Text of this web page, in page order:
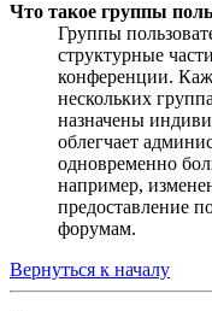
Что такое группы
Группы
структурные
конференции.
нескольких
назначены
облегчает
одновременно
например,
предоставление
форумам.
Вернуться к началу